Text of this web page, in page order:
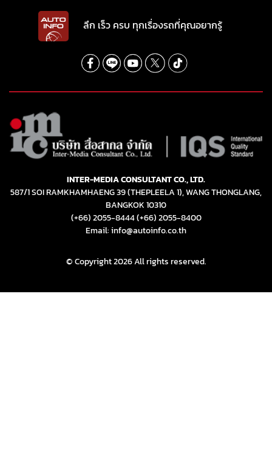
ลึก เร็ว ครบ ทุกเรื่องรถที่คุณอยากรู้
INTER-MEDIA CONSULTANT CO., LTD.
587/1 SOI RAMKHAMHAENG 39 (THEPLEELA 1), WANG THONGLANG,
BANGKOK 10310
(+66) 2055-8444(+66) 2055-8400
Email: info@autoinfo.co.th
© Copyright 2026 All rights reserved.